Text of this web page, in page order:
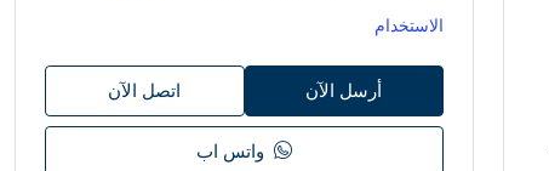
الاستخدام
أرسل الآن اتصل الآن
واتس اب